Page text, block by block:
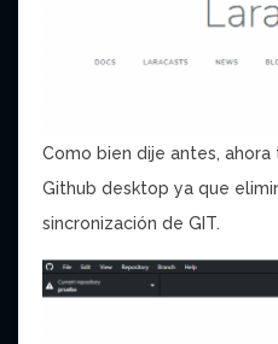
Como bien dije antes,
Github desktop ya que
sincronización de GIT.